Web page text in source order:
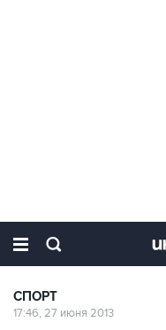
СПОРТ
17:46, 27 июня 2013